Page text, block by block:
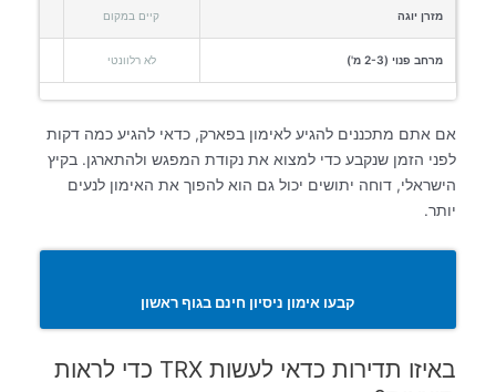
מזרן יוגה קיים במקום
מרחב פנוי (2-3 מ') לא רלוונטי
אם אתם מתכננים להגיע לאימון בפארק, כדאי להגיע כמה דקות
לפני הזמן שנקבע כדי למצוא את נקודת המפגש ולהתארגן. בקיץ
הישראלי, דוחה יתושים יכול גם הוא להפוך את האימון לנעים
יותר.
קבעו אימון ניסיון חינם בגוף ראשון
באיזו תדירות כדאי לעשות TRX כדי לראות